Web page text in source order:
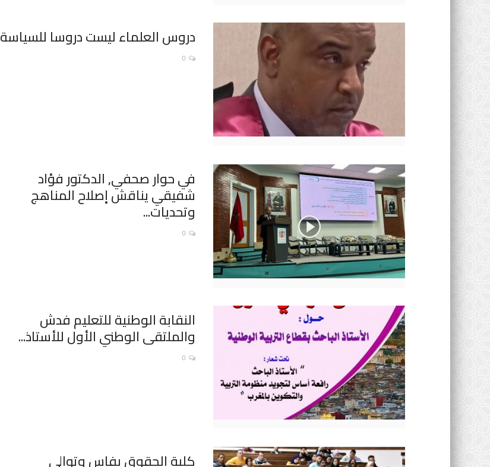
دروس العلماء ليست دروسا للسياسة
0
في حوار صحفي, الدكتور فؤاد
شفيقي يناقش إصلاح المناهج
وتحديات...
0
النقابة الوطنية للتعليم فدش
والملتقى الوطني الأول للأستاذ...
0
كلية الحقوق بفاس وتوالي